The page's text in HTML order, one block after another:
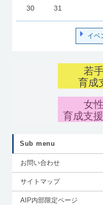
30 31
イベ
若
育成
女
育成支
Sub menu
お問い合わせ
サイトマップ
AIP内部限定ページ